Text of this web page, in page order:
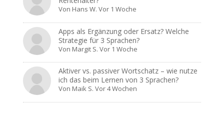
Von Hans W. Vor 1 Woche
Apps als Ergänzung oder Ersatz? Welche
Strategie für 3 Sprachen?
Von Margit S. Vor 1 Woche
Aktiver vs. passiver Wortschatz – wie nutze
ich das beim Lernen von 3 Sprachen?
Von Maik S. Vor 4 Wochen